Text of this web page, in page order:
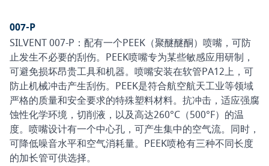
007-P
SILVENT 007-P：配有一个PEEK（聚醚醚酮）喷嘴，可防
止发生不必要的刮伤。PEEK喷嘴专为某些敏感应用研制，
可避免损坏昂贵工具和机器。喷嘴安装在软管PA12上，可
防止机械冲击产生刮伤。PEEK是符合航空航天工业等领域
严格的质量和安全要求的特殊塑料材料。抗冲击，适应强腐
蚀性化学环境，切削液，以及高达260°C（500°F）的温
度。喷嘴设计有一个中心孔，可产生集中的空气流。同时，
可降低噪音水平和空气消耗量。PEEK喷枪有三种不同长度
的加长管可供选择。